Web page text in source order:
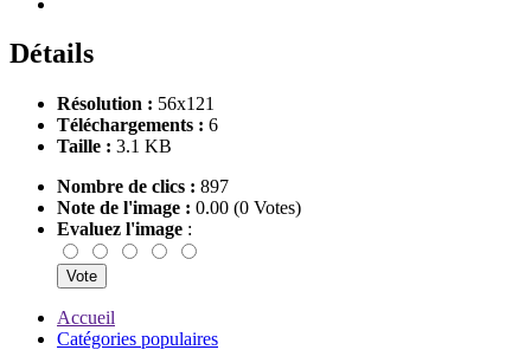
Détails
Résolution : 56x121
Téléchargements : 6
Taille : 3.1 KB
Nombre de clics : 897
Note de l'image : 0.00 (0 Votes)
Evaluez l'image :
Accueil
Catégories populaires